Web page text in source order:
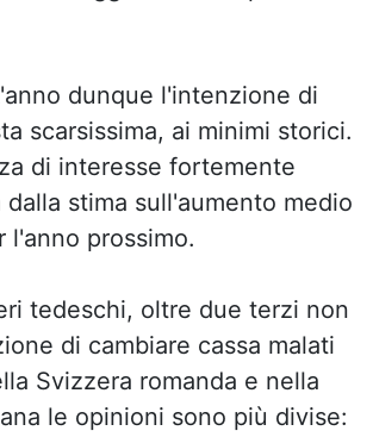
dunque l'intenzione di
scarsissima, ai minimi storici.
di interesse fortemente
stima sull'aumento medio
l'anno prossimo.
tedeschi, oltre due terzi non
di cambiare cassa malati
Svizzera romanda e nella
le opinioni sono più divise: